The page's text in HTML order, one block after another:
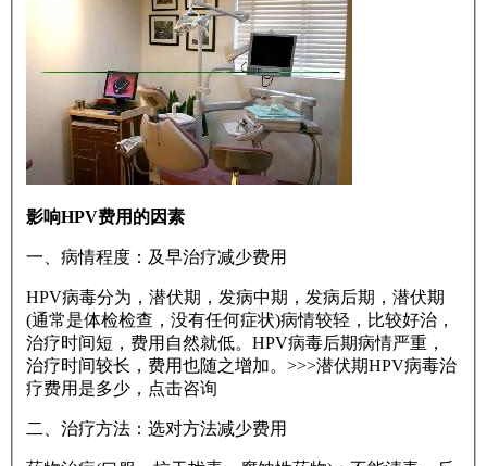
影响HPV费用的因素
一、病情程度：及早治疗减少费用
HPV病毒分为，潜伏期，发病中期，发病后期，潜伏期
(通常是体检检查，没有任何症状)病情较轻，比较好治，
治疗时间短，费用自然就低。HPV病毒后期病情严重，
治疗时间较长，费用也随之增加。>>>潜伏期HPV病毒治
疗费用是多少，点击咨询
二、治疗方法：选对方法减少费用